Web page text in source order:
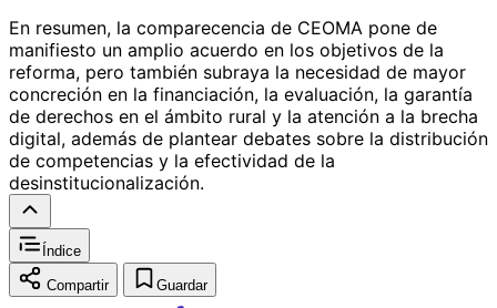
En resumen, la comparecencia de CEOMA pone de
manifiesto un amplio acuerdo en los objetivos de la
reforma, pero también subraya la necesidad de mayor
concreción en la financiación, la evaluación, la garantía
de derechos en el ámbito rural y la atención a la brecha
digital, además de plantear debates sobre la distribución
de competencias y la efectividad de la
desinstitucionalización.
Índice
Compartir Guardar